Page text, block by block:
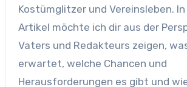
Kostümglitzer und Vereinsleben.
Artikel möchte ich dir aus der
Vaters und Redakteurs zeigen,
erwartet, welche Chancen und
Herausforderungen es gibt und